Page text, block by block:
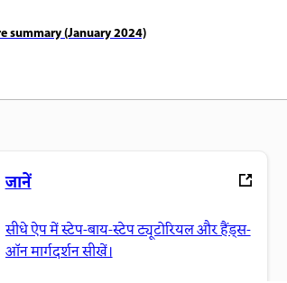
summary (January 2024)
जानें
सीधे ऐप में स्टेप-बाय-स्टेप ट्यूटोरियल और हैंड्स-
ऑन मार्गदर्शन सीखें।